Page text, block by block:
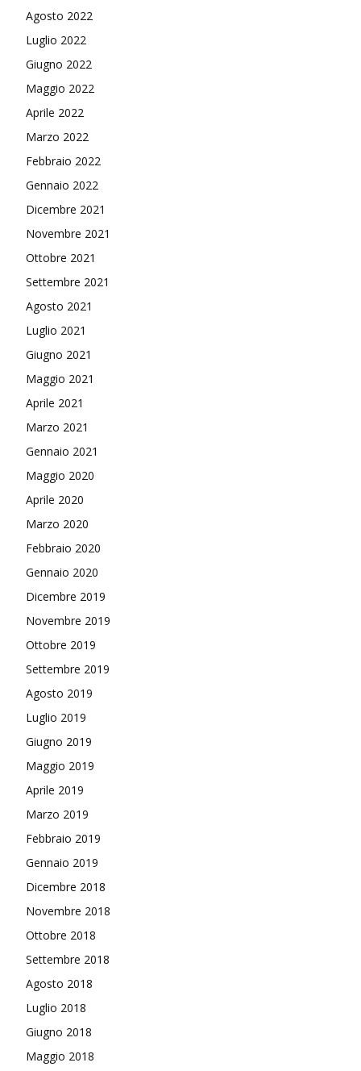
Agosto 2022
Luglio 2022
Giugno 2022
Maggio 2022
Aprile 2022
Marzo 2022
Febbraio 2022
Gennaio 2022
Dicembre 2021
Novembre 2021
Ottobre 2021
Settembre 2021
Agosto 2021
Luglio 2021
Giugno 2021
Maggio 2021
Aprile 2021
Marzo 2021
Gennaio 2021
Maggio 2020
Aprile 2020
Marzo 2020
Febbraio 2020
Gennaio 2020
Dicembre 2019
Novembre 2019
Ottobre 2019
Settembre 2019
Agosto 2019
Luglio 2019
Giugno 2019
Maggio 2019
Aprile 2019
Marzo 2019
Febbraio 2019
Gennaio 2019
Dicembre 2018
Novembre 2018
Ottobre 2018
Settembre 2018
Agosto 2018
Luglio 2018
Giugno 2018
Maggio 2018